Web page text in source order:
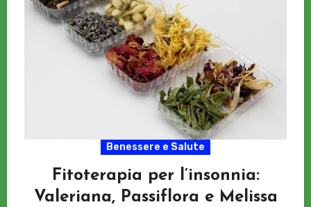
Benessere e Salute
Fitoterapia per l’insonnia:
Valeriana, Passiflora e Melissa